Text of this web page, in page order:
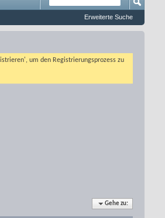
Erweiterte Suche
um den Registrierungsprozess zu
Gehe zu: